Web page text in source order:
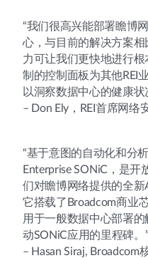
“我们很高兴能部署瞻博
心，与目前的解决方案
力可让我们更快地进行
制的控制面板为其他REI
以洞察数据中心的健康状
– Don Ely，REI首席网络
“基于意图的自动化和分
Enterprise SONiC，是
们对瞻博网络提供的全
它搭载了Broadcom商业
用于一般数据中心部署
动SONiC应用的里程碑。”
– Hasan Siraj, Broadcom